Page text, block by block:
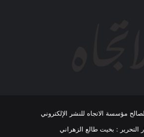
مؤسسة الاتجاه للنشر الإلكتروني
التحرير : بخيت طالع الزهراني